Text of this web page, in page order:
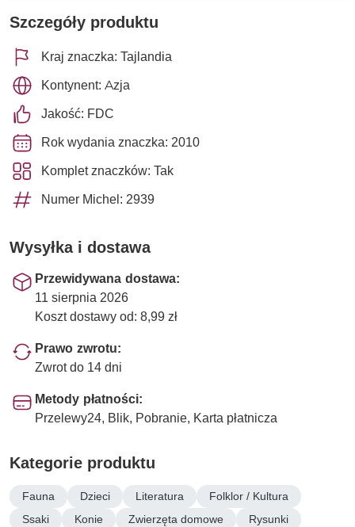
Szczegóły produktu
Kraj znaczka: Tajlandia
Kontynent: Azja
Jakość: FDC
Rok wydania znaczka: 2010
Komplet znaczków: Tak
Numer Michel: 2939
Wysyłka i dostawa
Przewidywana dostawa:
11 sierpnia 2026
Koszt dostawy od: 8,99 zł
Prawo zwrotu:
Zwrot do 14 dni
Metody płatności:
Przelewy24, Blik, Pobranie, Karta płatnicza
Kategorie produktu
Fauna Dzieci Literatura
Folklor / Kultura
Ssaki
Konie Zwierzęta domowe
Rysunki